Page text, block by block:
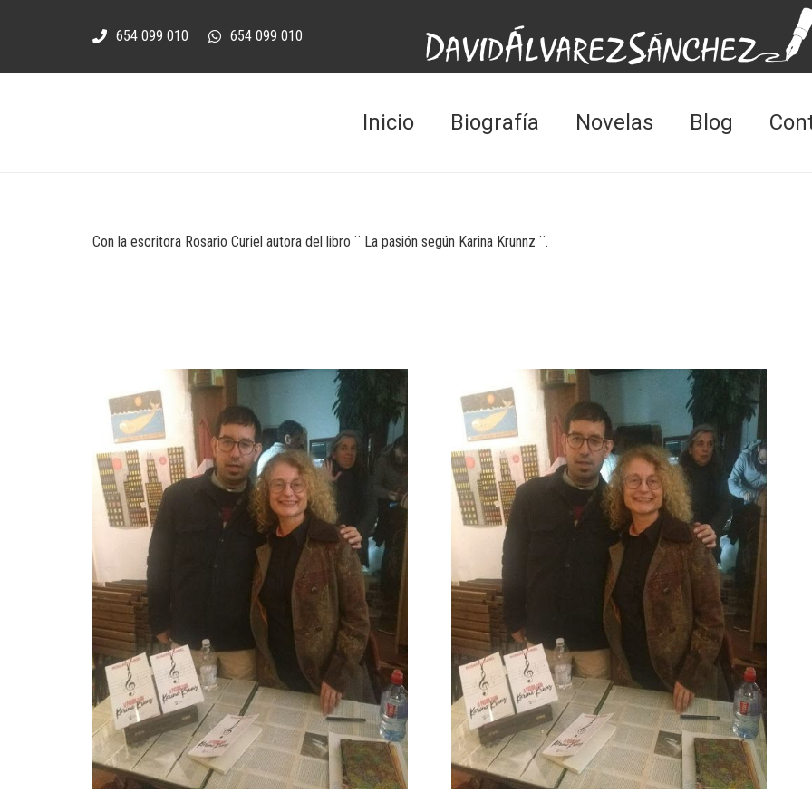
654 099 010 654 099 010
Inicio Biografía Novelas Blog
Con la escritora Rosario Curiel autora del libro ¨ La pasión según Karina Krunnz ¨.